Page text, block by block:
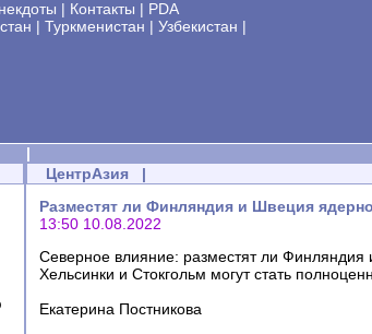
| Контакты | PDA
| Туркменистан | Узбекистан |
|
ЦентрАзия |
Разместят ли Финляндия и Швеция
13:50 10.08.2022
Северное влияние: разместят ли
Хельсинки и Стокгольм могут стать
Екатерина Постникова